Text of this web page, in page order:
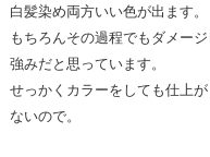
白髪染め両方いい色が出ます。
もちろんその過程でもダメー
強みだと思っています。
せっかくカラーをしても仕上
ないので。